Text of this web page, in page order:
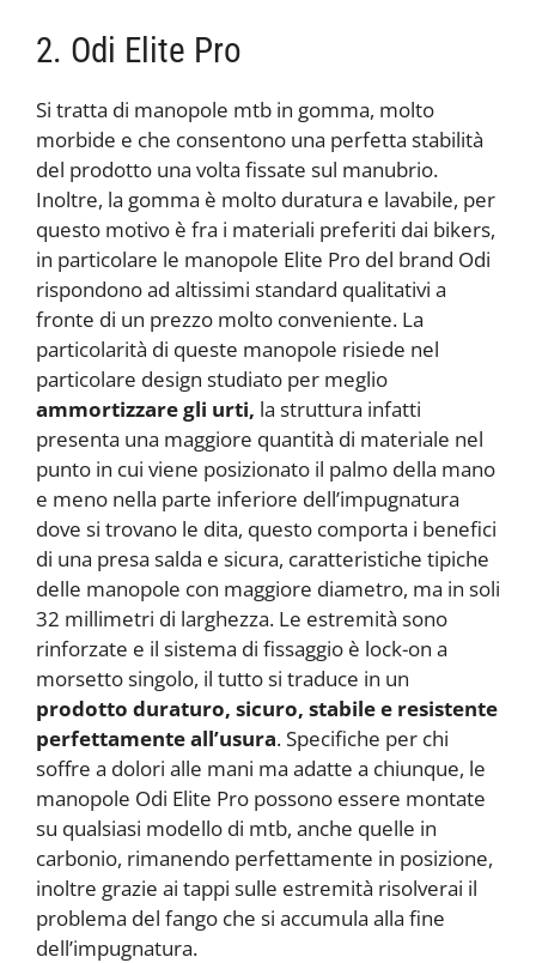
2. Odi Elite Pro
Si tratta di manopole mtb in gomma, molto
morbide e che consentono una perfetta stabilità
del prodotto una volta fissate sul manubrio.
Inoltre, la gomma è molto duratura e lavabile, per
questo motivo è fra i materiali preferiti dai bikers,
in particolare le manopole Elite Pro del brand Odi
rispondono ad altissimi standard qualitativi a
fronte di un prezzo molto conveniente. La
particolarità di queste manopole risiede nel
particolare design studiato per meglio
ammortizzare gli urti, la struttura infatti
presenta una maggiore quantità di materiale nel
punto in cui viene posizionato il palmo della mano
e meno nella parte inferiore dell’impugnatura
dove si trovano le dita, questo comporta i benefici
di una presa salda e sicura, caratteristiche tipiche
delle manopole con maggiore diametro, ma in soli
32 millimetri di larghezza. Le estremità sono
rinforzate e il sistema di fissaggio è lock-on a
morsetto singolo, il tutto si traduce in un
prodotto duraturo, sicuro, stabile e resistente
perfettamente all’usura. Specifiche per chi
soffre a dolori alle mani ma adatte a chiunque, le
manopole Odi Elite Pro possono essere montate
su qualsiasi modello di mtb, anche quelle in
carbonio, rimanendo perfettamente in posizione,
inoltre grazie ai tappi sulle estremità risolverai il
problema del fango che si accumula alla fine
dell’impugnatura.